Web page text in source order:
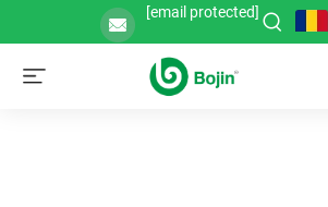
[email protected]